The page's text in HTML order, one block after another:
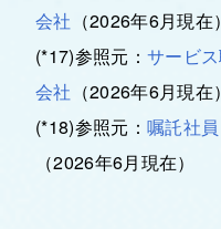
会社 （2026年6月現在）
(*17)参照元： サービ
会社 （2026年6月現在）
(*18)参照元： 嘱託社
（2026年6月現在）